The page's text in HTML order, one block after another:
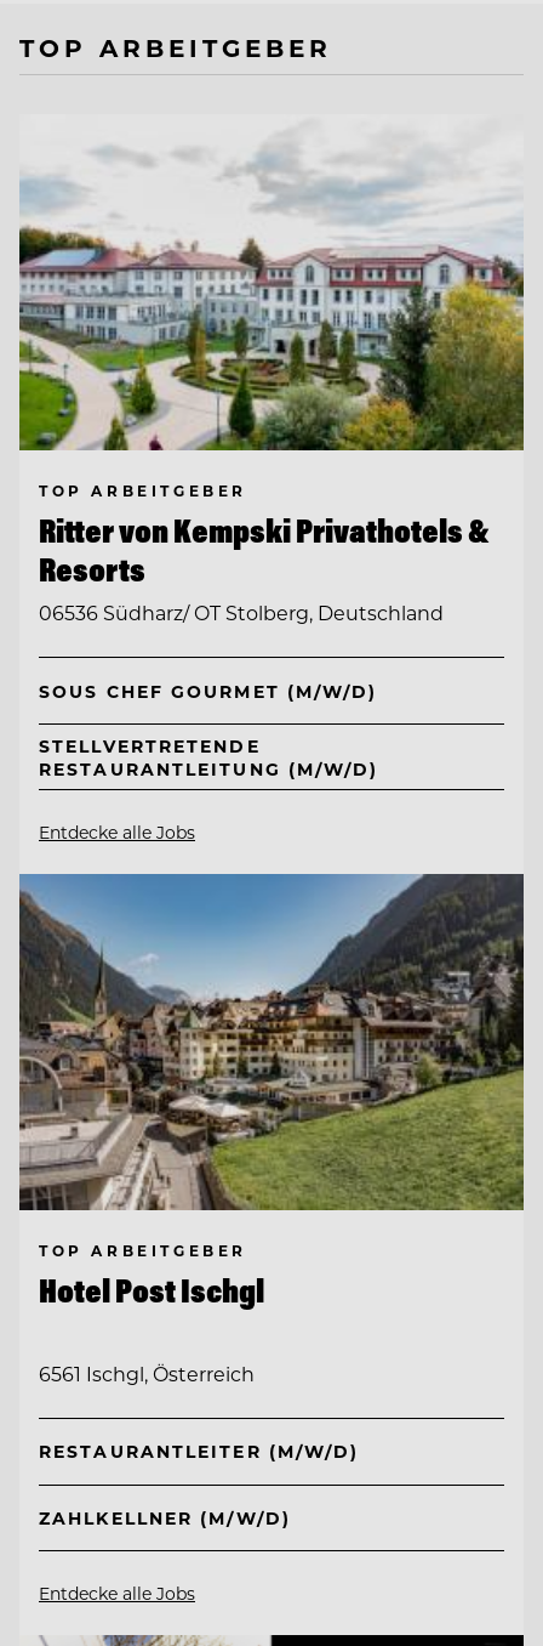
TOP ARBEITGEBER
TOP ARBEITGEBER
Ritter von Kempski Privathotels &
Resorts
06536 Südharz/ OT Stolberg, Deutschland
SOUS CHEF GOURMET (M/W/D)
STELLVERTRETENDE
RESTAURANTLEITUNG (M/W/D)
Entdecke alle Jobs
TOP ARBEITGEBER
Hotel Post Ischgl
6561 Ischgl, Österreich
RESTAURANTLEITER (M/W/D)
ZAHLKELLNER (M/W/D)
Entdecke alle Jobs